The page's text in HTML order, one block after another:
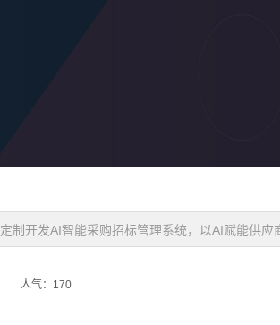
定制开发AI智能采购招标管理系统，以AI赋能供应
人气：170